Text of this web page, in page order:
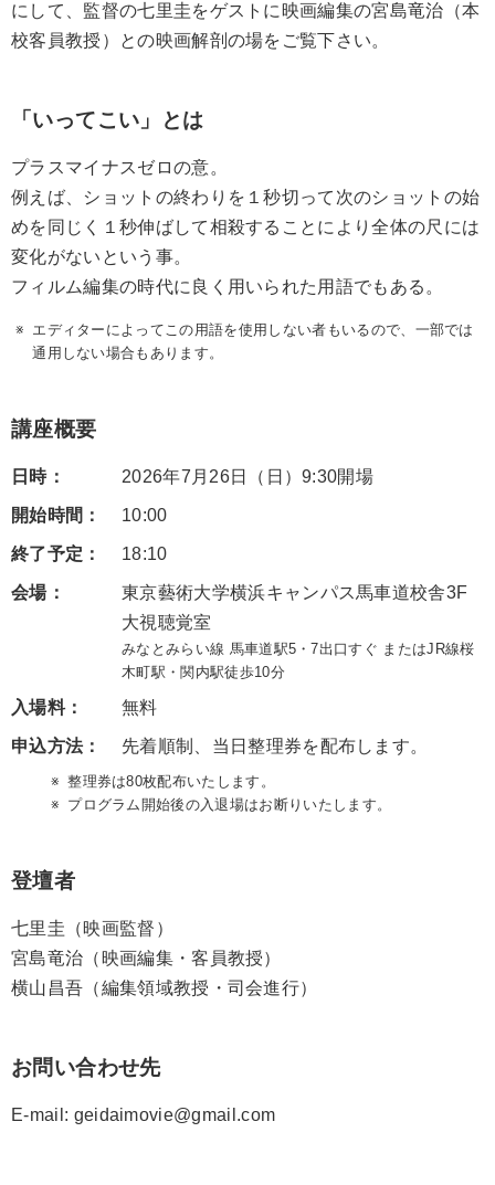
にして、監督の七里圭をゲストに映画編集の宮島竜治（本
校客員教授）との映画解剖の場をご覧下さい。
「いってこい」とは
プラスマイナスゼロの意。
例えば、ショットの終わりを１秒切って次のショットの始
めを同じく１秒伸ばして相殺することにより全体の尺には
変化がないという事。
フィルム編集の時代に良く用いられた用語でもある。
エディターによってこの用語を使用しない者もいるので、一部では
通用しない場合もあります。
講座概要
日時： 2026年7月26日（日）9:30開場
開始時間： 10:00
終了予定： 18:10
会場：
東京藝術大学横浜キャンパス馬車道校舎3F
大視聴覚室
みなとみらい線 馬車道駅5・7出口すぐ またはJR線桜
木町駅・関内駅徒歩10分
入場料： 無料
申込方法： 先着順制、当日整理券を配布します。
整理券は80枚配布いたします。
プログラム開始後の入退場はお断りいたします。
登壇者
七里圭（映画監督）
宮島竜治（映画編集・客員教授）
横山昌吾（編集領域教授・司会進行）
お問い合わせ先
E-mail: geidaimovie@gmail.com